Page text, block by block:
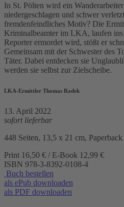
In St. Pölten wird ein
niedergeschlagen und schwer
fremdenfeindliches Motiv? Die
Kriminalbeamter im LKA, laufen
Reporter ermordet wird, stößt er
Gemeinsam mit der Schwester des
Täter. Dabei entdecken sie
werden sie selbst zur Zielscheibe.
LKA-Ermittler Thomas Radek
13. April 2022
sofort lieferbar
448 Seiten, 13,5 x 21 cm, Paperback
Print 16,50 € / E-Book 12,99 €
ISBN 978-3-8392-0108-4
Buch bestellen
als ePub downloaden
als PDF downloaden